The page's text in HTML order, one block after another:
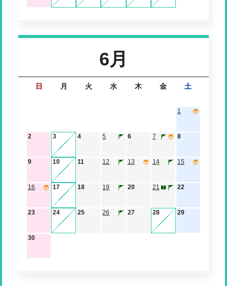
6月
日 月 火 水 木 金 土
1
2 3 4 5 6 7 8
9 10 11 12 13 14 15
16 17 18 19 20 21 22
23 24 25 26 27 28 29
30